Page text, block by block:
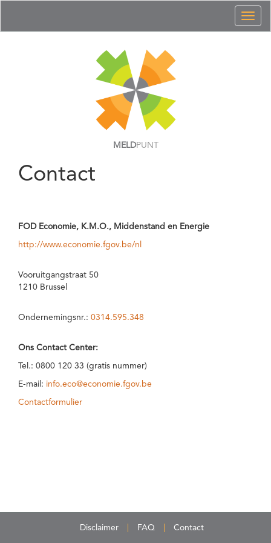
MELDPUNT
Contact
FOD Economie, K.M.O., Middenstand en Energie
http://www.economie.fgov.be/nl
Vooruitgangstraat 50
1210 Brussel
Ondernemingsnr.: 0314.595.348
Ons Contact Center:
Tel.: 0800 120 33 (gratis nummer)
E-mail: info.eco@economie.fgov.be
Contactformulier
Disclaimer FAQ Contact